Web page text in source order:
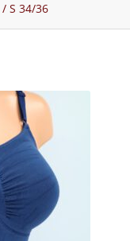
/ S 34/36